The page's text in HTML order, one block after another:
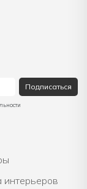
интерьеров
Подписаться